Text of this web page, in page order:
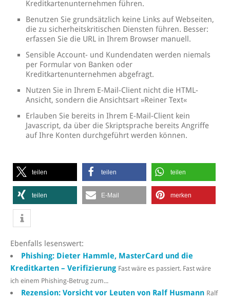
Kreditkartenunternehmen führen.
Benutzen Sie grundsätzlich keine Links auf Webseiten,
die zu sicherheitskritischen Diensten führen. Besser:
erfassen Sie die URL in Ihrem Browser manuell.
Sensible Account- und Kundendaten werden niemals
per Formular von Banken oder
Kreditkartenunternehmen abgefragt.
Nutzen Sie in Ihrem E-Mail-Client nicht die HTML-
Ansicht, sondern die Ansichtsart »Reiner Text«
Erlauben Sie bereits in Ihrem E-Mail-Client kein
Javascript, da über die Skriptsprache bereits Angriffe
auf Ihre Konten durchgeführt werden können.
teilen teilen teilen
teilen E-Mail merken
Ebenfalls lesenswert:
Phishing: Dieter Hammle, MasterCard und die
Kreditkarten – Verifizierung Fast wäre es passiert. Fast wäre
ich einem Phishing-Betrug zum...
Rezension: Vorsicht vor Leuten von Ralf Husmann Ralf